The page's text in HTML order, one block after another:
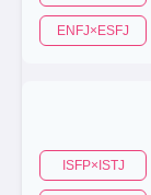
ENFJ× ESFJ
ISFP× ISTJ